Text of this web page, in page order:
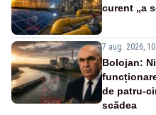
curent „a
7 aug. 2026,
Bolojan:
de patru-
scădea